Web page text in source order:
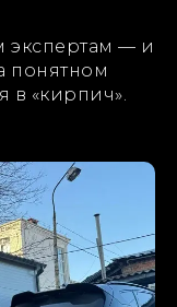
экспертам — и
понятном
в «кирпич».